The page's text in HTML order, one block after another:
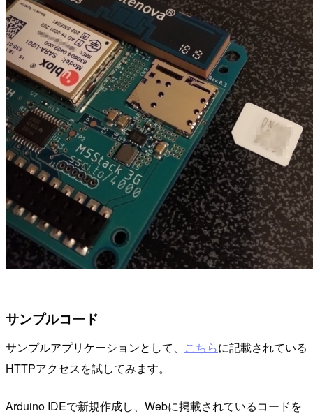
サンプルコード
サンプルアプリケーションとして、 こちらに記載されている
HTTPアクセスを試してみます。
Arduino IDEで新規作成し、Webに掲載されているコードを